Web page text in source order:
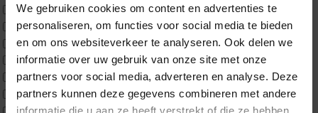
We gebruiken cookies om content en advertenties te
personaliseren, om functies voor social media te bieden
en om ons websiteverkeer te analyseren. Ook delen we
informatie over uw gebruik van onze site met onze
partners voor social media, adverteren en analyse. Deze
partners kunnen deze gegevens combineren met andere
2x p650 1pers
Custom
CustomBoxspring
ErkendMatras 1 Pers
ErkendMatras 2 Pers
ErkendMatras twijfelaar product
×